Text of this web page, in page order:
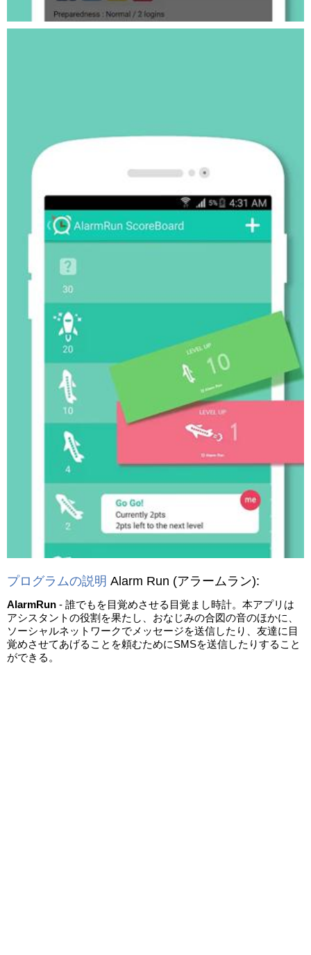
プログラムの説明 Alarm Run (アラームラン):
AlarmRun - 誰でもを目覚めさせる目覚まし時計。本アプリは
アシスタントの役割を果たし、おなじみの合図の音のほかに、
ソーシャルネットワークでメッセージを送信したり、友達に目
覚めさせてあげることを頼むためにSMSを送信したりすること
ができる。